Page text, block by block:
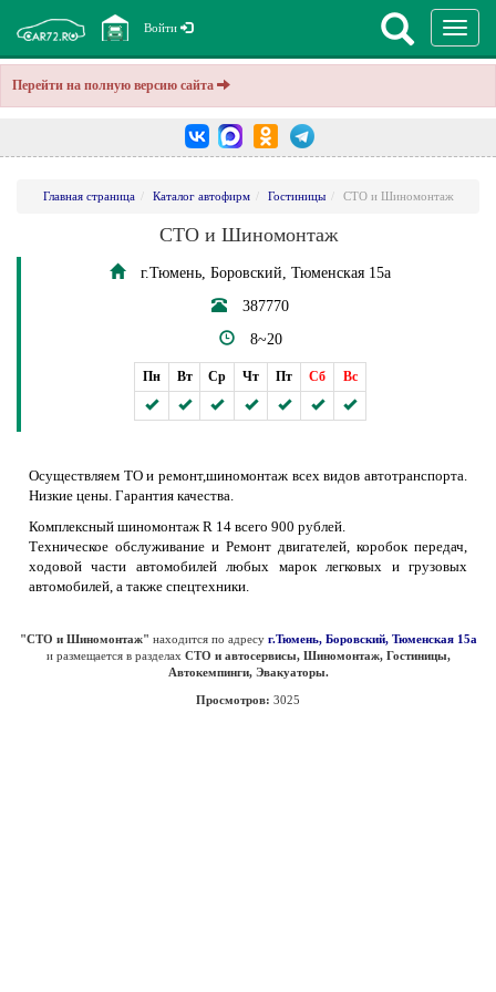
Перейти на полную версию сайта
Войти
Главная страница Каталог автофирм Гостиницы СТО и Шиномонтаж
СТО и Шиномонтаж
г.Тюмень, Боровский, Тюменская 15а
387770
8~20
Пн Вт Ср Чт Пт Сб Вс
Осуществляем ТО и ремонт,шиномонтаж всех видов автотранспорта.
Низкие цены. Гарантия качества.
Комплексный шиномонтаж R 14 всего 900 рублей.
Техническое обслуживание и Ремонт двигателей, коробок передач,
ходовой части автомобилей любых марок легковых и грузовых
автомобилей, а также спецтехники.
"СТО и Шиномонтаж" находится по адресу г.Тюмень, Боровский, Тюменская 15а
и размещается в разделах СТО и автосервисы, Шиномонтаж, Гостиницы,
Автокемпинги, Эвакуаторы.
Просмотров: 3025